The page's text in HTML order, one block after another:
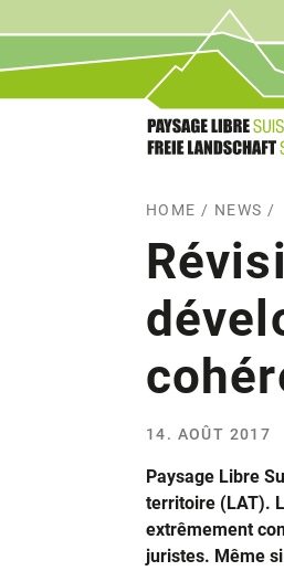
HOME / NEWS /
14. AOÛT 2017
Paysage Libre
territoire (LAT).
extrêmement
juristes. Même